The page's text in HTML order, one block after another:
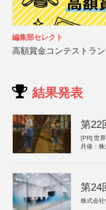
編集部セレクト
高額賞金コンテストラ
結果発表
第22
[PR] 世
共催：
第24
株式会